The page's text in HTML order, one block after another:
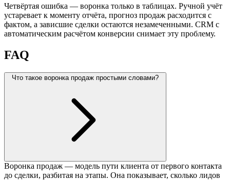
Четвёртая ошибка — воронка только в таблицах. Ручной учёт
устаревает к моменту отчёта, прогноз продаж расходится с
фактом, а зависшие сделки остаются незамеченными. CRM с
автоматическим расчётом конверсии снимает эту проблему.
FAQ
Что такое воронка продаж простыми словами?
Воронка продаж — модель пути клиента от первого контакта
до сделки, разбитая на этапы. Она показывает, сколько лидов